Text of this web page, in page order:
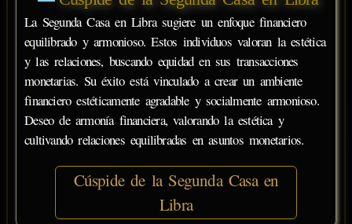
La Segunda Casa en Libra sugiere un enfoque financiero
equilibrado y armonioso. Estos individuos valoran la estética
y las relaciones, buscando equidad en sus transacciones
monetarias. Su éxito está vinculado a crear un ambiente
financiero estéticamente agradable y socialmente armonioso.
Deseo de armonía financiera, valorando la estética y
cultivando relaciones equilibradas en asuntos monetarios.
Cúspide de la Segunda Casa en
Libra